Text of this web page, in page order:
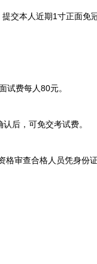
本人近期1寸正面免冠
费每人80元。
后，可免交考试费。
审查合格人员凭身份